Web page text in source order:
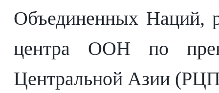
Объединенных Наций,
центра ООН по
Центральной Азии